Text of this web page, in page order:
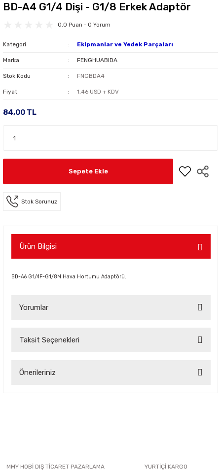
BD-A4 G1/4 Dişi - G1/8 Erkek Adaptör
0.0 Puan - 0 Yorum
Kategori Ekipmanlar ve Yedek Parçaları
Marka FENGHUABIDA
Stok Kodu FNGBDA4
Fiyat 1,46 USD + KDV
84,00 TL
Sepete Ekle
Stok Sorunuz
Ürün Bilgisi
BD-A6 G1/4F-G1/8M Hava Hortumu Adaptörü.
Yorumlar
Taksit Seçenekleri
Önerileriniz
Ürün açıklamasında eksik bilgiler bulunuyor.
MMY HOBİ DIŞ TİCARET PAZARLAMA
YURTİÇİ KARGO